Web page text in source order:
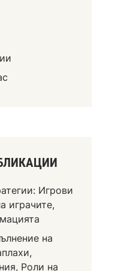
Игрови
играчите,
на
Роли на